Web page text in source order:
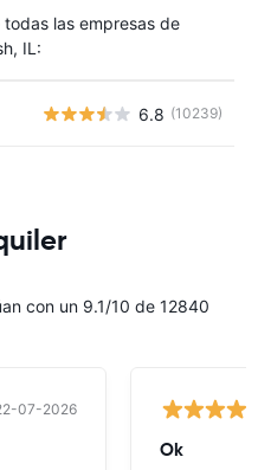
las empresas de
IL:
6.8 (10239)
con un 9.1/10 de 12840
07-2026
Ok